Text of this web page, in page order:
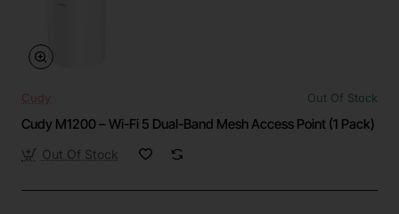
Cudy Out Of Stock
Cudy M1200 – Wi-Fi 5 Dual-Band Mesh Access Point (1 Pack)
Out Of Stock